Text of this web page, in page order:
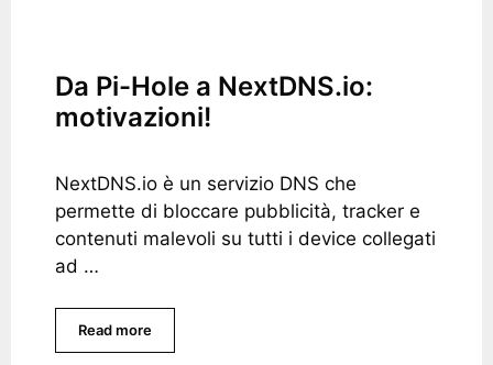
Da Pi-Hole a NextDNS.io:
motivazioni!
NextDNS.io è un servizio DNS che
permette di bloccare pubblicità, tracker e
contenuti malevoli su tutti i device collegati
ad …
Read more